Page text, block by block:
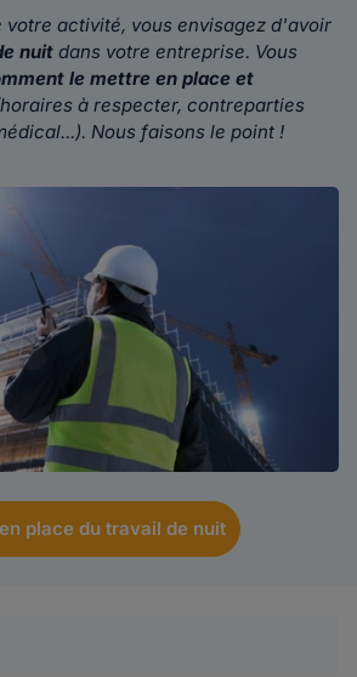
votre activité, vous envisagez d'avoir
nuit dans votre entreprise. Vous
le mettre en place et
à respecter, contreparties
Nous faisons le point !
place du travail de nuit